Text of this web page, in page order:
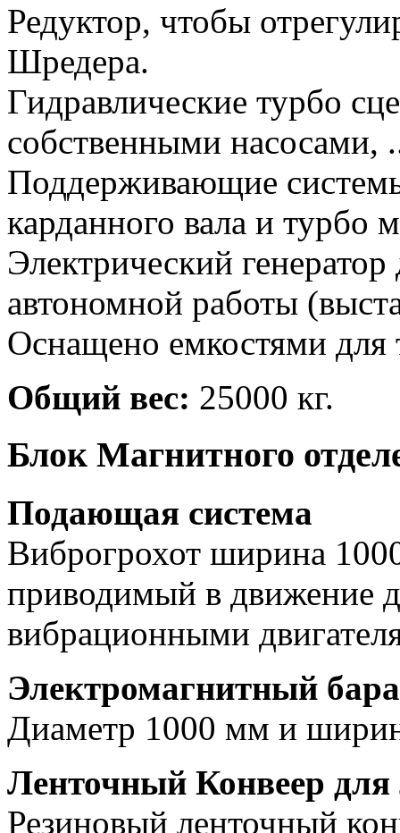
Редуктор, чтобы
Шредера.
Гидравлические турбо
собственными насосами,
Поддерживающие
карданного вала и турбо
Электрический
автономной работы
Оснащено емкостями для
Общий вес: 25000 кг.
Блок Магнитного
Подающая система
Виброгрохот ширина
приводимый в движение
вибрационными
Электромагнитный
Диаметр 1000 мм и
Ленточный Конвеер
Резиновый ленточный